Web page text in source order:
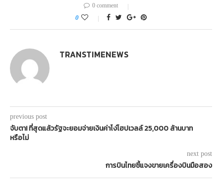
0 comment
0
TRANSTIMENEWS
previous post
จับตา! ที่สุดแล้วรัฐจะยอมจ่ายเงินค่าโง่โฮปเวลล์ 25,000 ล้านบาท
หรือไม่
next post
การบินไทยชี้แจงขายเครื่องบินมือสอง